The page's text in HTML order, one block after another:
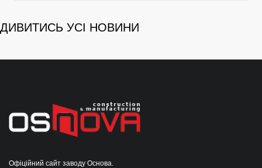
ДИВИТИСЬ УСІ НОВИНИ
Офіційний сайт заводу Основа.